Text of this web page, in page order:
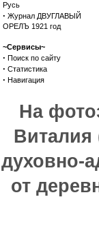
Русь
· Журнал ДВУГЛАВЫЙ
ОРЕЛЪ 1921 год
~Сервисы~
· Поиск по сайту
· Статистика
· Навигация
На
Виталия
духовно-
от